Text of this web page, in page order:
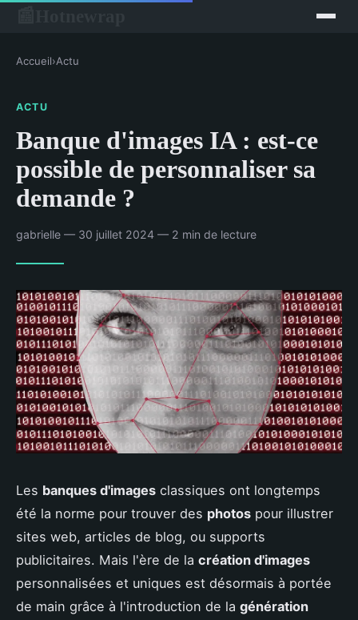
Accueil›Actu
ACTU
Banque d'images IA : est-ce
possible de personnaliser sa
demande ?
gabrielle — 30 juillet 2024 — 2 min de lecture
Les banques d'images classiques ont longtemps
été la norme pour trouver des photos pour illustrer
sites web, articles de blog, ou supports
publicitaires. Mais l'ère de la création d'images
personnalisées et uniques est désormais à portée
de main grâce à l'introduction de la génération